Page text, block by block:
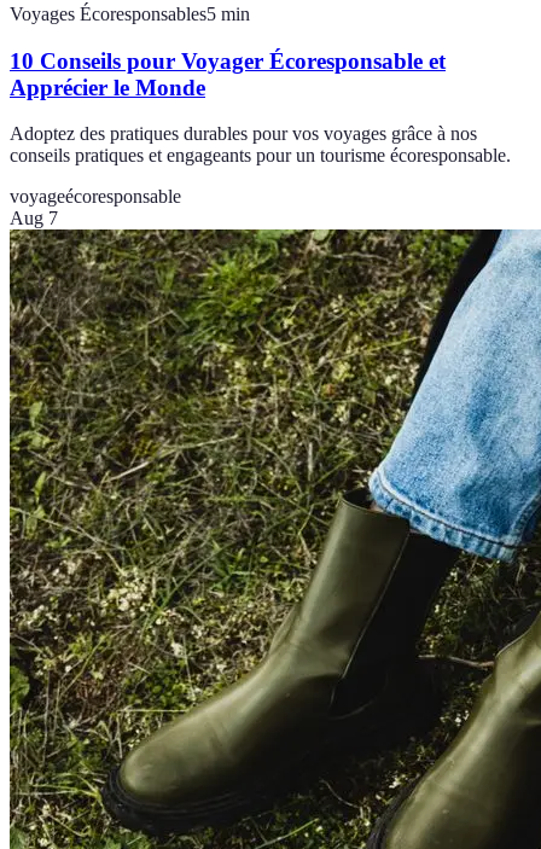
Voyages Écoresponsables5 min
10 Conseils pour Voyager Écoresponsable et
Apprécier le Monde
Adoptez des pratiques durables pour vos voyages grâce à nos
conseils pratiques et engageants pour un tourisme écoresponsable.
voyageécoresponsable
Aug 7